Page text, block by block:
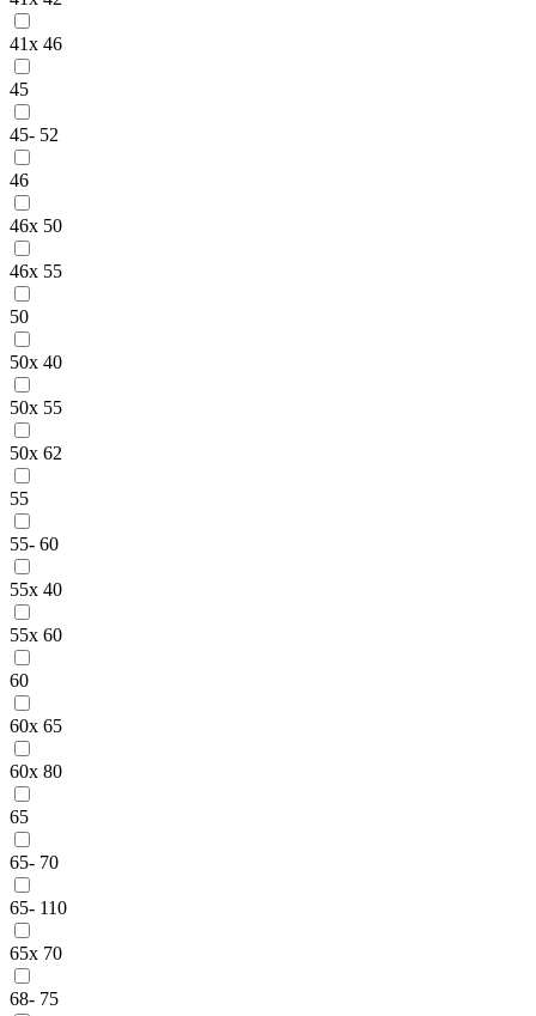
41x 46
45
45- 52
46
46x 50
46x 55
50
50x 40
50x 55
50x 62
55
55- 60
55x 40
55x 60
60
60x 65
60x 80
65
65- 70
65- 110
65x 70
68- 75